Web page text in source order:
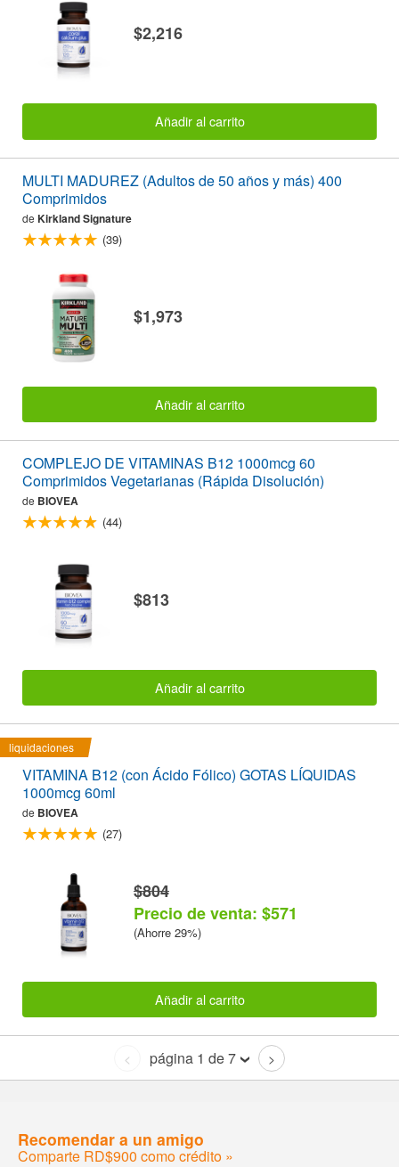
$2,216
Añadir al carrito
MULTI MADUREZ (Adultos de 50 años y más) 400
Comprimidos
de Kirkland Signature
(39)
$1,973
Añadir al carrito
COMPLEJO DE VITAMINAS B12 1000mcg 60
Comprimidos Vegetarianas (Rápida Disolución)
de BIOVEA
(44)
$813
Añadir al carrito
liquidaciones
VITAMINA B12 (con Ácido Fólico) GOTAS LÍQUIDAS
1000mcg 60ml
de BIOVEA
(27)
$804
Precio de venta: $571
(Ahorre 29%)
Añadir al carrito
< página 1 de 7 >
Recomendar a un amigo
Comparte RD$900 como crédito »